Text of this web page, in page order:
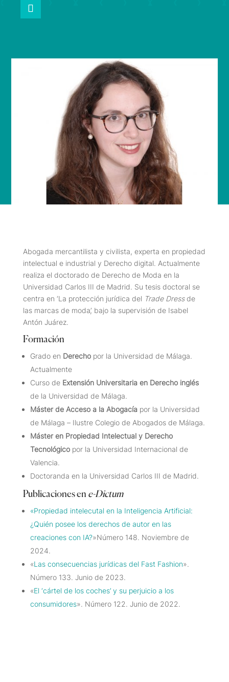
Abogada mercantilista y civilista, experta en propiedad
intelectual e industrial y Derecho digital. Actualmente
realiza el doctorado de Derecho de Moda en la
Universidad Carlos III de Madrid. Su tesis doctoral se
centra en ‘La protección jurídica del Trade Dressde
las marcas de moda’, bajo la supervisión de Isabel
Antón Juárez.
Formación
Grado en Derechopor la Universidad de Málaga.
Actualmente
Curso de Extensión Universitaria en Derecho inglés
de la Universidad de Málaga.
Máster de Acceso a la Abogacíapor la Universidad
de Málaga – Ilustre Colegio de Abogados de Málaga.
Máster en Propiedad Intelectual y Derecho
Tecnológicopor la Universidad Internacional de
Valencia.
Doctoranda en la Universidad Carlos III de Madrid.
Publicaciones en e-Dictum
«Propiedad intelecutal en la Inteligencia Artificial:
¿Quién posee los derechos de autor en las
creaciones con IA?»Número 148. Noviembre de
2024.
«Las consecuencias jurídicas del Fast Fashion».
Número 133. Junio de 2023.
«El ‘cártel de los coches’ y su perjuicio a los
consumidores». Número 122. Junio de 2022.